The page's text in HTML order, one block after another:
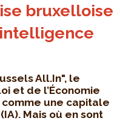
bruxelloise
All.In", le
et de l’Économie
une capitale
Mais où en sont